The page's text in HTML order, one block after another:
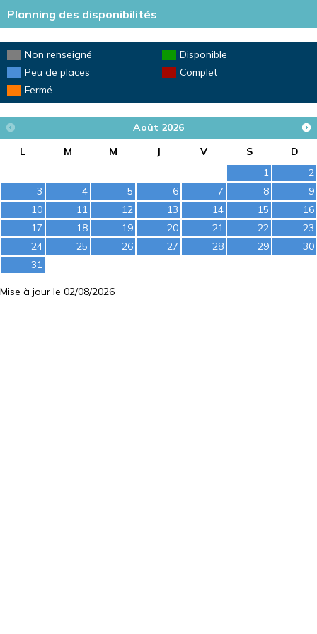
Planning des disponibilités
Non renseigné
Disponible
Peu de places
Complet
Fermé
Août 2026
L
M M J V S
D
1
2
3
4 5 6 7 8
9
10
11 12 13 14 15
16
17
18 19 20 21 22
23
24
25 26 27 28 29
30
31
Mise à jour le 02/08/2026